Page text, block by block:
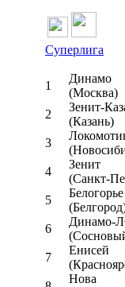
Суперлига
1
Динамо
(Москва)
2
Зенит-
(Казань)
3
4
Зенит
(Санкт-
5
Белогорье
6
Динамо-
7
Енисей
Нова